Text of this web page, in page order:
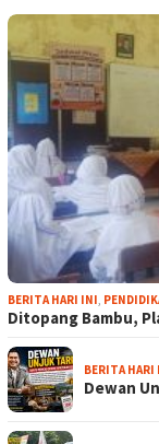
BERITA HARI INI,
Ditopang Bambu,
BERITA HARI
Dewan